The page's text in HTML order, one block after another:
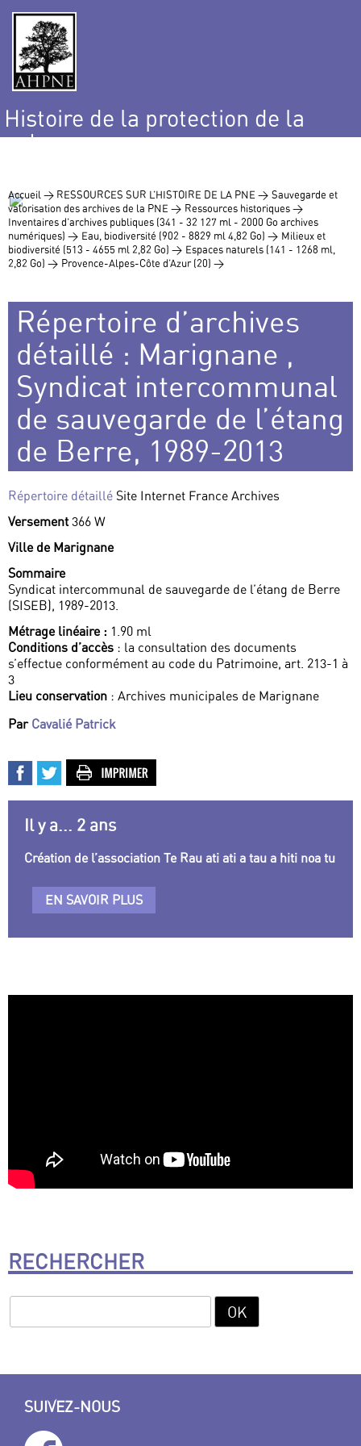
Histoire de la protection de la
nature
Accueil > RESSOURCES SUR L’HISTOIRE DE LA PNE > Sauvegarde et
valorisation des archives de la PNE > Ressources historiques >
Inventaires d’archives publiques (341 - 32 127 ml - 2000 Go archives
numériques) > Eau, biodiversité (902 - 8829 ml 4,82 Go) > Milieux et
biodiversité (513 - 4655 ml 2,82 Go) > Espaces naturels (141 - 1268 ml,
2,82 Go) > Provence-Alpes-Côte d’Azur (20) >
Répertoire d’archives
détaillé : Marignane ,
Syndicat intercommunal
de sauvegarde de l’étang
de Berre, 1989-2013
Répertoire détaillé Site Internet France Archives
Versement366 W
Ville de Marignane
Sommaire
Syndicat intercommunal de sauvegarde de l’étang de Berre
(SISEB), 1989-2013.
Métrage linéaire : 1.90 ml
Conditions d’accès : la consultation des documents
s’effectue conformément au code du Patrimoine, art. 213-1 à
3
Lieu conservation : Archives municipales de Marignane
Par Cavalié Patrick
Il y a... 2 ans
Création de l’association Te Rau ati ati a tau a hiti noa tu
EN SAVOIR PLUS
RECHERCHER
SUIVEZ-NOUS